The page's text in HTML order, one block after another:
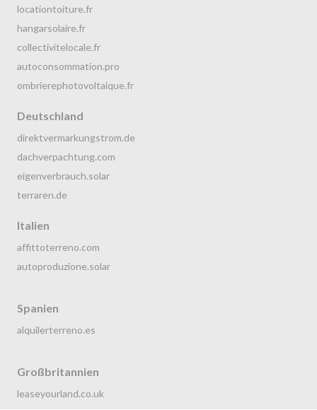
locationtoiture.fr
hangarsolaire.fr
collectivitelocale.fr
autoconsommation.pro
ombrierephotovoltaique.fr
Deutschland
direktvermarkungstrom.de
dachverpachtung.com
eigenverbrauch.solar
terraren.de
Italien
affittoterreno.com
autoproduzione.solar
Spanien
alquilerterreno.es
Großbritannien
leaseyourland.co.uk